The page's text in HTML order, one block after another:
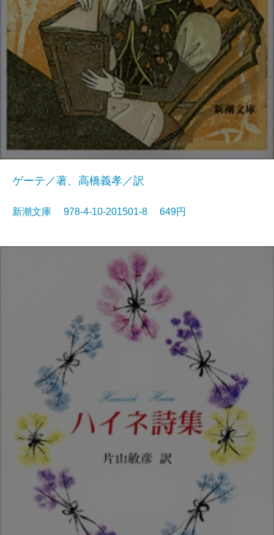
ゲーテ／著、高橋義孝／訳
新潮文庫 978-4-10-201501-8 649円